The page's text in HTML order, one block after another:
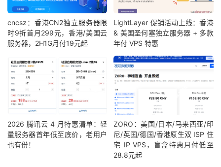
cncsz：香港CN2独立服务器限
时9折首月299元，香港/美国云
服务器，2H1G月付19元起
LightLayer 促销活动上线：香港
& 美国圣何塞独立服务器 + 多款
年付 VPS 特惠
2026 腾讯云 4 月特惠清单：轻
量服务器首年低至底价，老用户
也有份！
ZORO：美国/日本/马来西亚/印
尼/英国/德国/香港原生双 ISP 住
宅 IP VPS，盲盒特惠月付低至
28.8元起